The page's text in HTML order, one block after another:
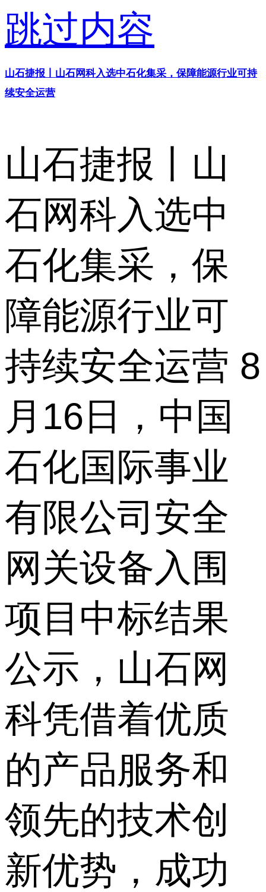
跳过内容
山石捷报丨山石网科入选中石化集采，保障能源行业可持
续安全运营
山石捷报丨山
石网科入选中
石化集采，保
障能源行业可
持续安全运营 8
月16日，中国
石化国际事业
有限公司安全
网关设备入围
项目中标结果
公示，山石网
科凭借着优质
的产品服务和
领先的技术创
新优势，成功